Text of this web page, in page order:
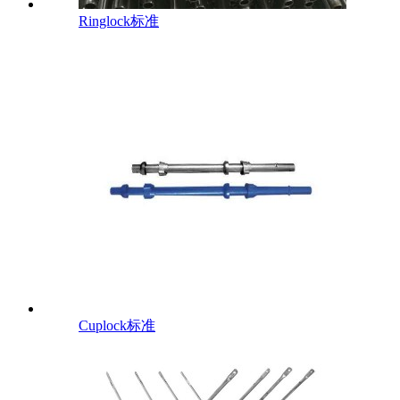
Ringlock标准
Cuplock标准